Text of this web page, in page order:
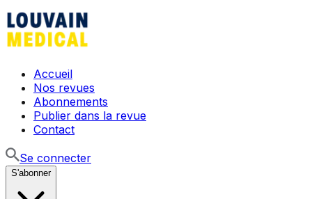
Accueil
Nos revues
Abonnements
Publier dans la revue
Contact
Se connecter
S'abonner